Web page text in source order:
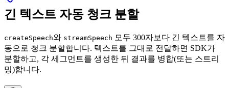
긴 텍스트 자동 청크 분할
createSpeech와 streamSpeech 모두 300자보다 긴 텍스트를 자
동으로 청크 분할합니다. 텍스트를 그대로 전달하면 SDK가
분할하고, 각 세그먼트를 생성한 뒤 결과를 병합(또는 스트리
밍)합니다.